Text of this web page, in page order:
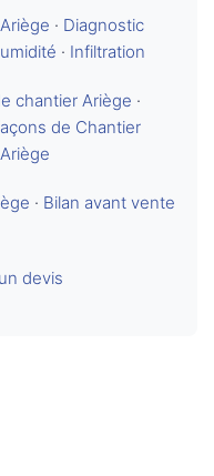
· Diagnostic
· Infiltration
chantier Ariège ·
de Chantier
· Bilan avant vente
devis